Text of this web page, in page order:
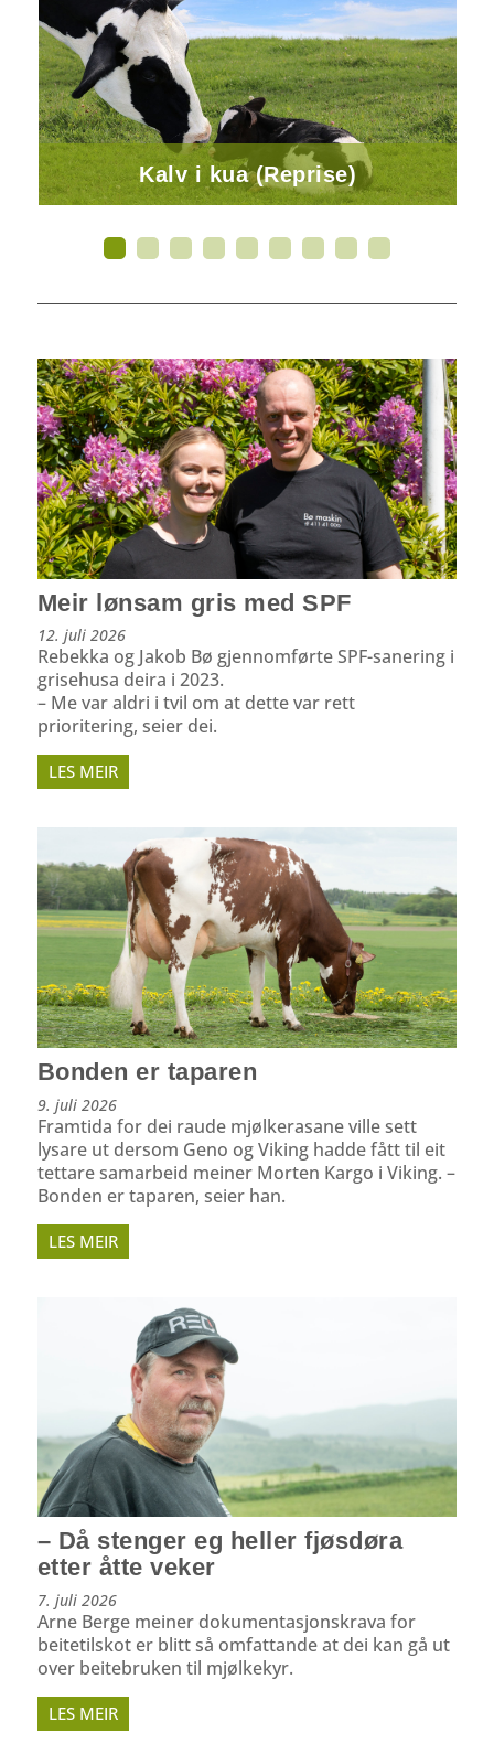
Kalv i kua (Reprise)
Meir lønsam gris med SPF
12. juli 2026
Rebekka og Jakob Bø gjennomførte SPF-sanering i
grisehusa deira i 2023.
– Me var aldri i tvil om at dette var rett
prioritering, seier dei.
LES MEIR
Bonden er taparen
9. juli 2026
Framtida for dei raude mjølkerasane ville sett
lysare ut dersom Geno og Viking hadde fått til eit
tettare samarbeid meiner Morten Kargo i Viking. –
Bonden er taparen, seier han.
LES MEIR
– Då stenger eg heller fjøsdøra
etter åtte veker
7. juli 2026
Arne Berge meiner dokumentasjonskrava for
beitetilskot er blitt så omfattande at dei kan gå ut
over beitebruken til mjølkekyr.
LES MEIR